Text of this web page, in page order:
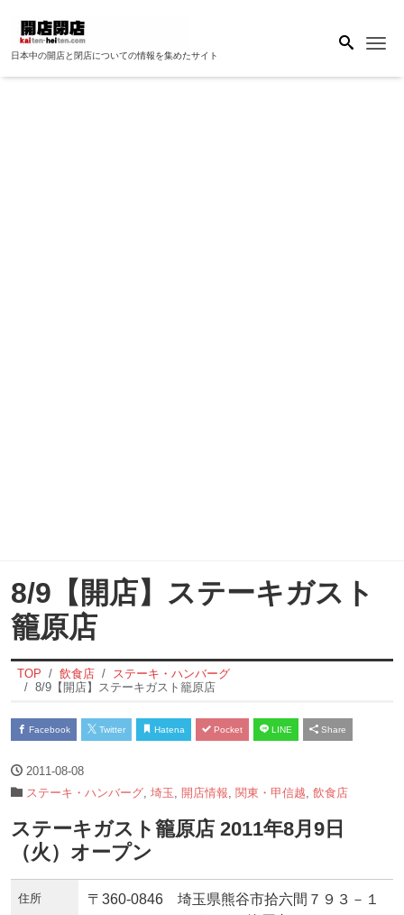
日本中の開店と閉店についての情報を集めたサイト
8/9【開店】ステーキガスト
籠原店
TOP 飲食店
ステーキ・ハンバーグ
8/9【開店】ステーキガスト籠原店
Facebook Twitter Hatena Pocket LINE Share
2011-08-08
ステーキ・ハンバーグ 埼玉 開店情報 関東・甲信越 飲食店
ステーキガスト籠原店 2011年8月9日
（火）オープン
住所
〒360-0846 埼玉県熊谷市拾六間７９３－１